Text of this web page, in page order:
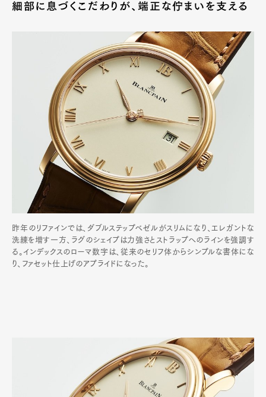
細部に息づくこだわりが、端正な佇まいを支える
昨年のリファインでは、ダブルステップベゼルがスリムになり、エレガントな
洗練を増す一方、ラグのシェイプは力強さとストラップへのラインを強調す
る。インデックスのローマ数字は、従来のセリフ体からシンプルな書体にな
り、ファセット仕上げのアプライドになった。